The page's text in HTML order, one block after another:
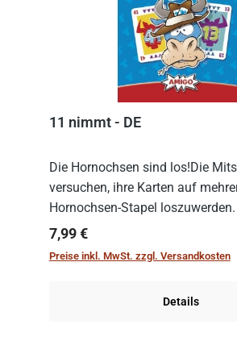
11 nimmt - DE
Die Hornochsen sind los!Die
versuchen, ihre Karten auf
Hornochsen-Stapel
kniffliger als gedacht, denn die
zwischen ausgespielter Karte und
Regulärer Preis:
7,99 €
Preise inkl. MwSt. zzgl. Versandkosten
Details